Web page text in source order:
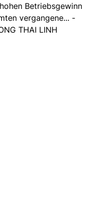
Betriebsgewinn
vergangene... -
THAI LINH